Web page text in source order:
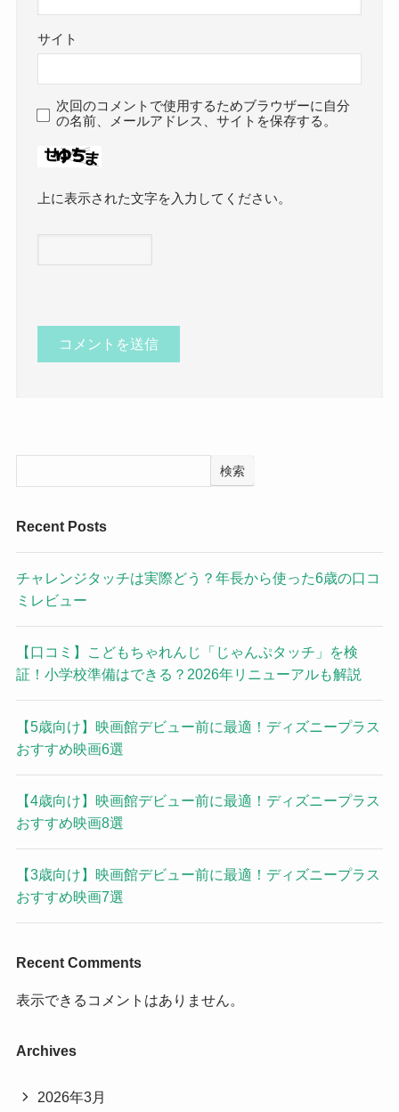
サイト
次回のコメントで使用するためブラウザーに自分
の名前、メールアドレス、サイトを保存する。
上に表示された文字を入力してください。
検索
Recent Posts
チャレンジタッチは実際どう？年長から使った6歳の口コ
ミレビュー
【口コミ】こどもちゃれんじ「じゃんぷタッチ」を検
証！小学校準備はできる？2026年リニューアルも解説
【5歳向け】映画館デビュー前に最適！ディズニープラス
おすすめ映画6選
【4歳向け】映画館デビュー前に最適！ディズニープラス
おすすめ映画8選
【3歳向け】映画館デビュー前に最適！ディズニープラス
おすすめ映画7選
Recent Comments
表示できるコメントはありません。
Archives
2026年3月